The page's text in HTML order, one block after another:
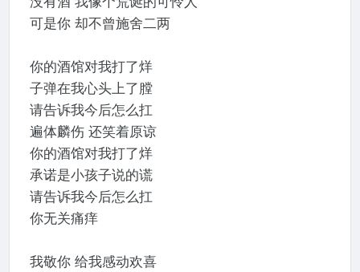
可是你 却不曾施舍二两
你的酒馆对我打了烊
子弹在我心头上了膛
请告诉我今后怎么扛
遍体麟伤 还笑着原谅
你的酒馆对我打了烊
承诺是小孩子说的谎
请告诉我今后怎么扛
你无关痛痒
我敬你 给我感动欢喜